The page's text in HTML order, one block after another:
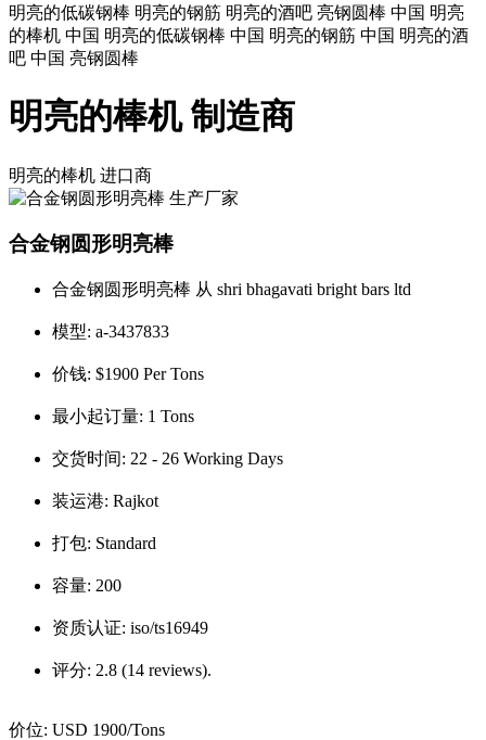
明亮的低碳钢棒 明亮的钢筋 明亮的酒吧 亮钢圆棒 中国 明亮
的棒机 中国 明亮的低碳钢棒 中国 明亮的钢筋 中国 明亮的酒
吧 中国 亮钢圆棒
明亮的棒机 制造商
明亮的棒机 进口商
合金钢圆形明亮棒
合金钢圆形明亮棒 从 shri bhagavati bright bars ltd
模型: a-3437833
价钱: $1900 Per Tons
最小起订量: 1 Tons
交货时间: 22 - 26 Working Days
装运港: Rajkot
打包: Standard
容量: 200
资质认证: iso/ts16949
评分: 2.8 (14 reviews).
价位: USD 1900/Tons